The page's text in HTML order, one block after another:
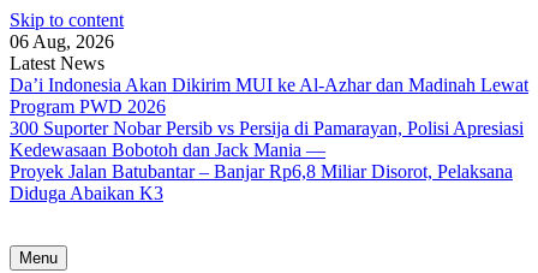
Skip to content
06 Aug, 2026
Latest News
Da’i Indonesia Akan Dikirim MUI ke Al-Azhar dan Madinah Lewat
Program PWD 2026
300 Suporter Nobar Persib vs Persija di Pamarayan, Polisi Apresiasi
Kedewasaan Bobotoh dan Jack Mania —
Proyek Jalan Batubantar – Banjar Rp6,8 Miliar Disorot, Pelaksana
Diduga Abaikan K3
Menu